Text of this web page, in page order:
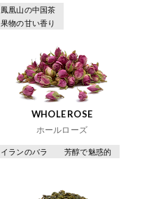
鳳凰山の中国茶
果物の甘い香り
WHOLE ROSE
ホールローズ
イランのバラ 芳醇で魅惑的